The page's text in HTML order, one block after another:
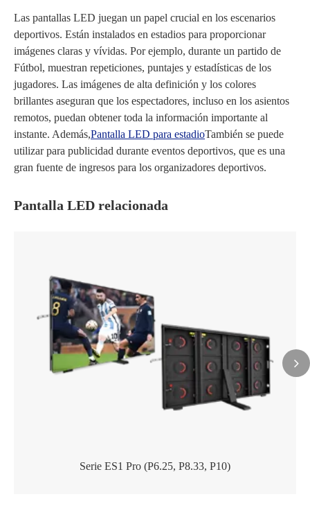
Las pantallas LED juegan un papel crucial en los escenarios
deportivos. Están instalados en estadios para proporcionar
imágenes claras y vívidas. Por ejemplo, durante un partido de
Fútbol, muestran repeticiones, puntajes y estadísticas de los
jugadores. Las imágenes de alta definición y los colores
brillantes aseguran que los espectadores, incluso en los asientos
remotos, puedan obtener toda la información importante al
instante. Además,Pantalla LED para estadioTambién se puede
utilizar para publicidad durante eventos deportivos, que es una
gran fuente de ingresos para los organizadores deportivos.
Pantalla LED relacionada
Serie ES1 Pro (P6.25, P8.33, P10)